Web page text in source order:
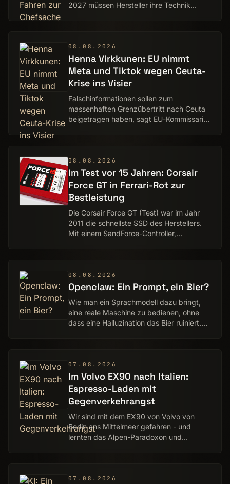
2027 müssen Hersteller ihre Technik
08.08.2026
Henna Virkkunen: EU nimmt
Meta und Tiktok wegen Ceuta-
Krise ins Visier
Falschinformationen sollen zum
massenhaften Grenzübertritt nach Ceuta
beigetragen haben, sagt EU-Kommissarin
08.08.2026
Im Test vor 15 Jahren: Corsair
Force GT in Ferrari-Rot zur
Bestleistung
Die Corsair Force GT (Test) war im Jahr
2011 die schnellste SSD des Herstellers.
Mit einem SandForce-Controller,
08.08.2026
Openclaw: Ein Prompt, ein Bier?
Wie man ein Sprachmodell dazu bringt,
eine reale Maschine zu bedienen, ohne
dass eine Halluzination das Bier ruiniert.
07.08.2026
Im Volvo EX90 nach Italien:
Espresso-Laden mit
Gegenverkehrangst
Wir sind mit dem EX90 von Volvo von
Berlin ans Mittelmeer gefahren - und
lernten das Alpen-Paradoxon und
07.08.2026